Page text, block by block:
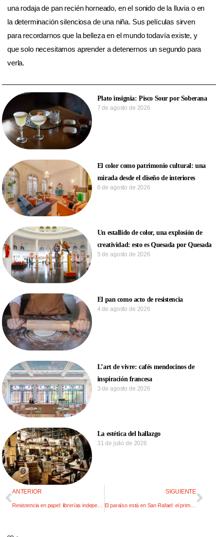
una rodaja de pan recién horneado, en el sonido de la lluvia o en
la determinación silenciosa de una niña. Sus películas sirven
para recordarnos que la belleza en el mundo todavía existe, y
que solo necesitamos aprender a detenernos un segundo para
verla.
Plato insignia: Pisco Sour por Soberana
7 de agosto de 2026
El color como patrimonio cultural: una
mirada desde el diseño de interiores
6 de agosto de 2026
Un estallido de color, una explosión de
creatividad: esto es Quesada por Quesada
5 de agosto de 2026
El pan como acto de resistencia
4 de agosto de 2026
L’art de vivre: cafés mendocinos de
inspiración francesa
3 de agosto de 2026
La estética del hallazgo
31 de julio de 2026
ANTERIOR SIGUIENTE
El paraíso está en San Rafael: el primer hotel all inclusive con playa en Mendoza